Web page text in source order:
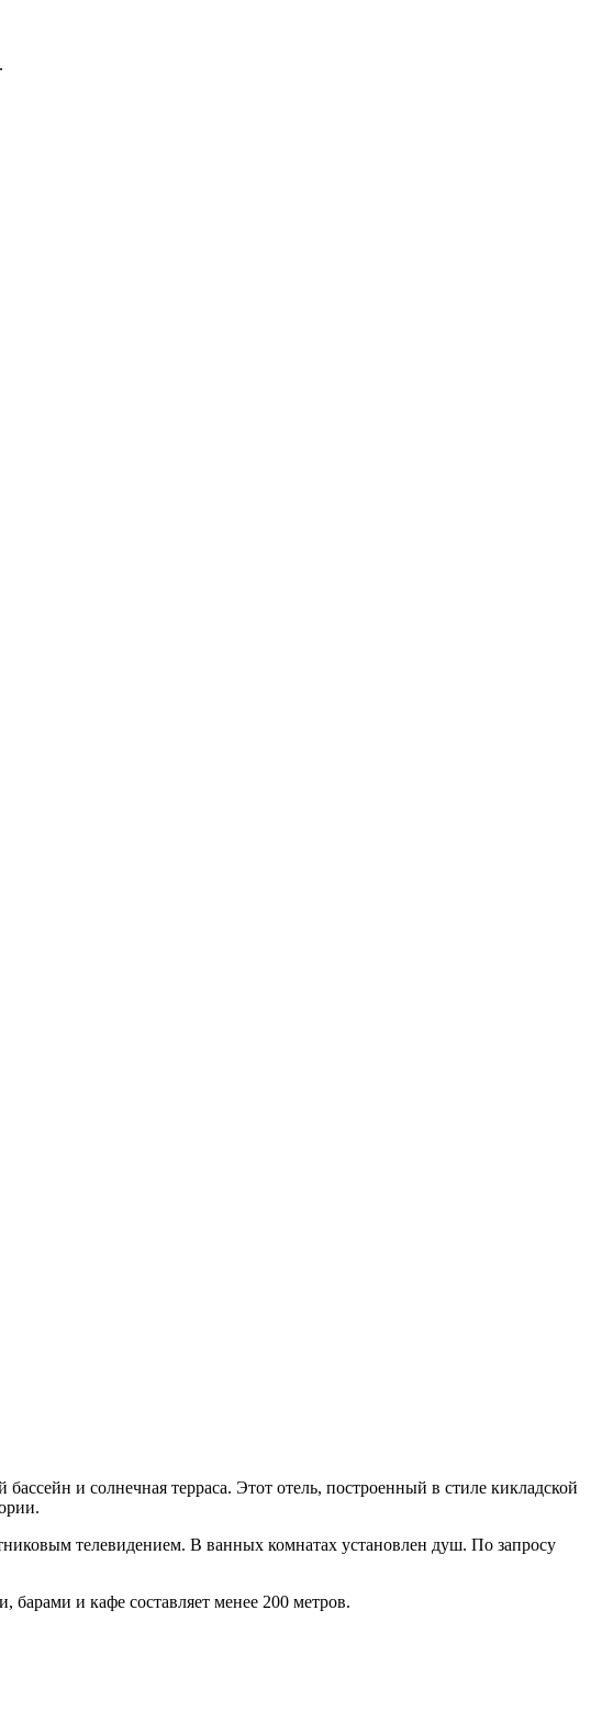
и солнечная терраса. Этот отель, построенный в стиле кикладской
телевидением. В ванных комнатах установлен душ. По запросу
барами и кафе составляет менее 200 метров.